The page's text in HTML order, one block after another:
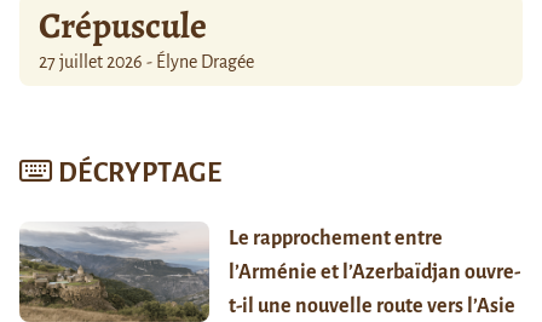
Crépuscule
27 juillet 2026 - Élyne Dragée
DÉCRYPTAGE
Le rapprochement entre
l’Arménie et l’Azerbaïdjan ouvre-
t-il une nouvelle route vers l’Asie